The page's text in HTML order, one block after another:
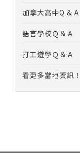
加拿大高中Q & A
語言學校Ｑ＆Ａ
打工遊學Ｑ＆Ａ
看更多當地資訊！